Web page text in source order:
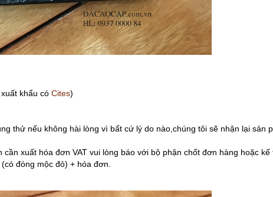
khẩu có Cites)
thử nếu không hài lòng vì bất cứ lý do nào,chúng tôi sẽ nhận lại sản
xuất hóa đơn VAT vui lòng báo với bộ phận chốt đơn hàng hoặc kế
đóng mộc đỏ) + hóa đơn.